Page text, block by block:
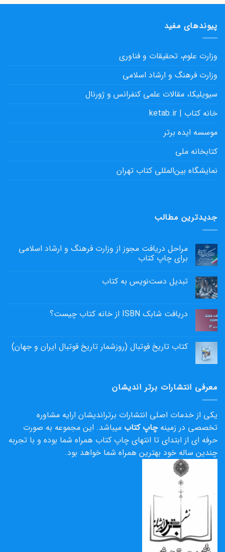
پیوندهای مفید
وزارت علوم، تحقیقات و فناوری
وزارت فرهنگ و ارشاد اسلامی
سیویلیکا، مقالات علمی کنفرانس و ژورنال
خانه کتاب | ketab.ir
موسسه ایده برتر
کتابخانه ملی
نمایشگاه بین‌المللی کتاب تهران
جدیدترین مطالب
مراحل دریافت مجوز از وزارت فرهنگ و ارشاد اسلامی
برای چاپ کتاب
تبدیل دست‌نویس به کتاب
دریافت شابک ISBN از خانه کتاب چیست؟
کتاب تاریخ فوتبال (روزشمار تاریخ فوتبال ایران و جهان)
معرفی انتشارات برتر اندیشان
یکی از خدمات اصلی انتشارات برتراندیشان ارایه مشاوره
تخصصی در زمینهچاپ کتاب میباشد. این مجموعه به صورت
حرفه ای از ابتدای تا انتهای چاپ کتاب همراه شما بوده و با تجربه
چندین ساله خود بهترین همراه شما خواهد بود.